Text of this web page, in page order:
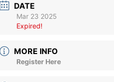
DATE
Mar 23 2025
Expired!
MORE INFO
Register Here